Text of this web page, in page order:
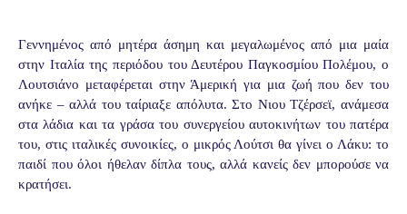
Γεννημένος από μητέρα άσημη και μεγαλωμένος από μια μαία
στην Ιταλία της περιόδου του Δευτέρου Παγκοσμίου Πολέμου, ο
Λουτσιάνο μεταφέρεται στην Άμερική για μια ζωή που δεν του
ανήκε – αλλά του ταίριαξε απόλυτα. Στο Νιου Τζέρσεϊ, ανάμεσα
στα λάδια και τα γράσα του συνεργείου αυτοκινήτων του πατέρα
του, στις ιταλικές συνοικίες, ο μικρός Λούτσι θα γίνει ο Λάκυ: το
παιδί που όλοι ήθελαν δίπλα τους, αλλά κανείς δεν μπορούσε να
κρατήσει.